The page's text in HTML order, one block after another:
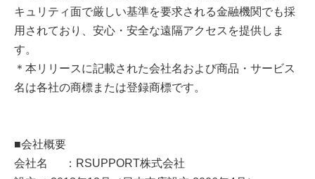
キュリティ面で厳しい基準を要求される金融機関でも採
用されており、安心・安全な遠隔アクセスを提供しま
す。
＊本リリースに記載された会社名および商品・サービス
名は各社の商標または登録商標です。
■会社概要
会社名 ：RSUPPORT株式会社